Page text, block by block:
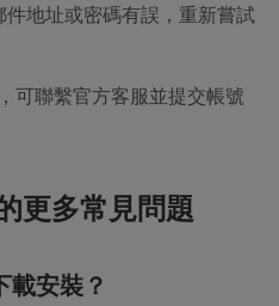
地址或密碼有誤，重新嘗試
可聯繫官方客服並提交帳號
更多常見問題
載安裝？